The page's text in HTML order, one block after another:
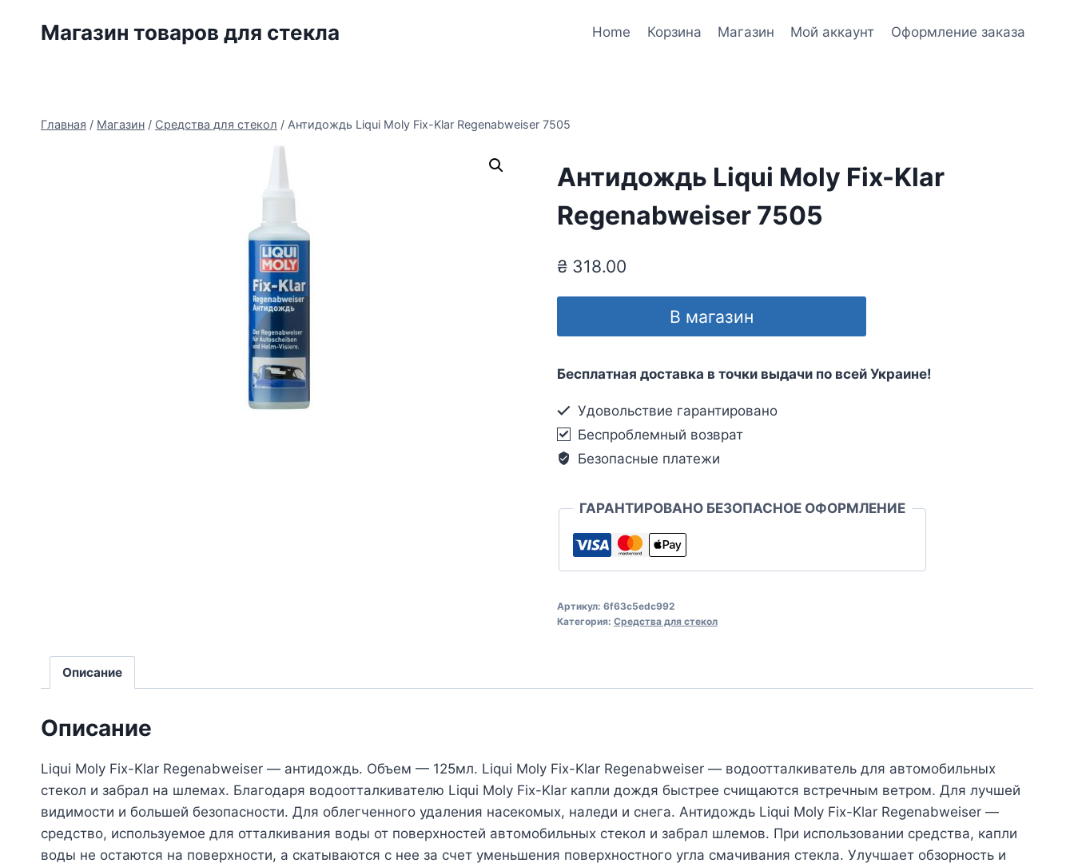
Магазин товаров для стекла Home Корзина Магазин Мой аккаунт Оформление заказа
Главная / Магазин / Средства для стекол / Антидождь Liqui Moly Fix-Klar Regenabweiser 7505
Антидождь Liqui Moly Fix-Klar
Regenabweiser 7505
₴318.00
В магазин
Бесплатная доставка в точки выдачи по всей Украине!
Удовольствие гарантировано
Беспроблемный возврат
Безопасные платежи
ГАРАНТИРОВАНО БЕЗОПАСНОЕ ОФОРМЛЕНИЕ
Артикул: 6f63c5edc992
Категория: Средства для стекол
Описание
Описание
Liqui Moly Fix-Klar Regenabweiser — антидождь. Объем — 125мл. Liqui Moly Fix-Klar Regenabweiser — водоотталкиватель для автомобильных
стекол и забрал на шлемах. Благодаря водоотталкивателю Liqui Moly Fix-Klar капли дождя быстрее счищаются встречным ветром. Для лучшей
видимости и большей безопасности. Для облегченного удаления насекомых, наледи и снега. Антидождь Liqui Moly Fix-Klar Regenabweiser —
средство, используемое для отталкивания воды от поверхностей автомобильных стекол и забрал шлемов. При использовании средства, капли
воды не остаются на поверхности, а скатываются с нее за счет уменьшения поверхностного угла смачивания стекла. Улучшает обзорность и